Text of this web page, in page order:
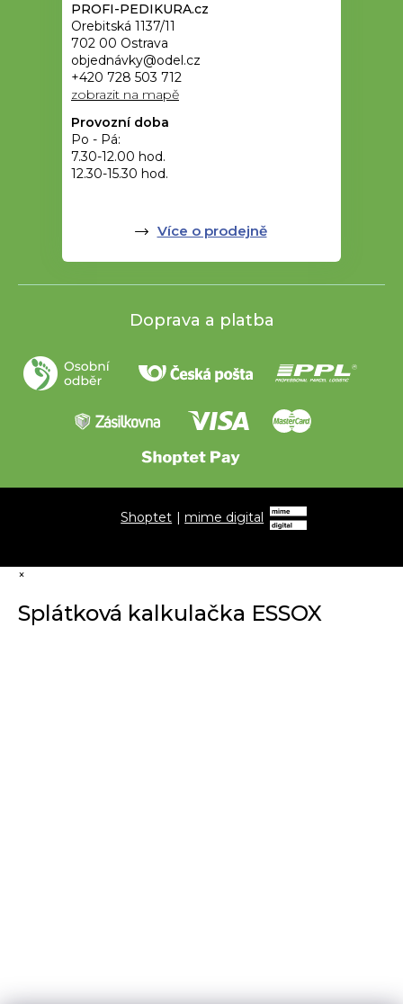
PROFI-PEDIKURA.cz
Orebitská 1137/11
702 00 Ostrava
objednávky@odel.cz
+420 728 503 712
zobrazit na mapě
Provozní doba
Po - Pá:
7.30-12.00 hod.
12.30-15.30 hod.
Více o prodejně
Doprava a platba
Shoptet |mime digital
×
Splátková kalkulačka ESSOX